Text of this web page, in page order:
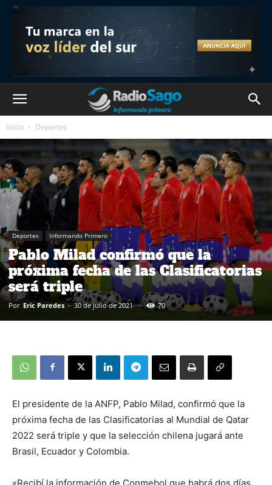
Inicio Deportes
Deportes Informando Primero
Pablo Milad confirmó que la
próxima fecha de las Clasificatorias
será triple
Por Eric Paredes - 30 de julio de 2021 70
El presidente de la ANFP, Pablo Milad, confirmó que la
próxima fecha de las Clasificatorias al Mundial de Qatar
2022 será triple y que la selección chilena jugará ante
Brasil, Ecuador y Colombia.
«Recibí la información de Conmebol que habrá dos días